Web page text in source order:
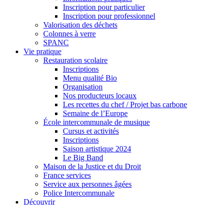
Inscription pour particulier
Inscription pour professionnel
Valorisation des déchets
Colonnes à verre
SPANC
Vie pratique
Restauration scolaire
Inscriptions
Menu qualité Bio
Organisation
Nos producteurs locaux
Les recettes du chef / Projet bas carbone
Semaine de l’Europe
École intercommunale de musique
Cursus et activités
Inscriptions
Saison artistique 2024
Le Big Band
Maison de la Justice et du Droit
France services
Service aux personnes âgées
Police Intercommunale
Découvrir